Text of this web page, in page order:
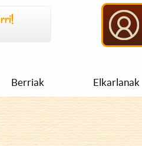
Berriak Elkarlanak